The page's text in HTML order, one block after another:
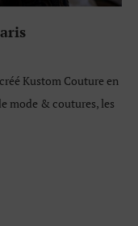
Kustom Couture en
mode & coutures, les